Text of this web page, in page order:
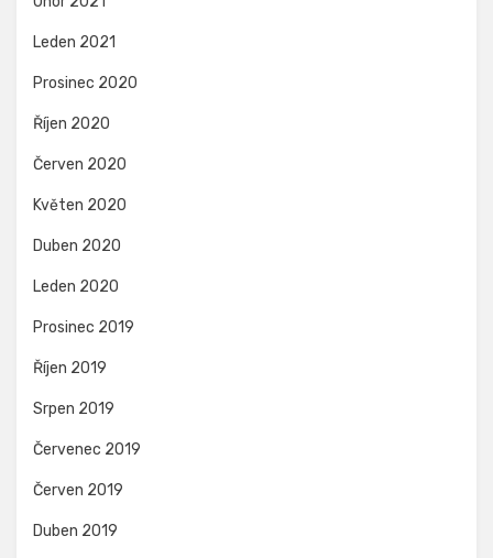
Leden 2021
Prosinec 2020
Říjen 2020
Červen 2020
Květen 2020
Duben 2020
Leden 2020
Prosinec 2019
Říjen 2019
Srpen 2019
Červenec 2019
Červen 2019
Duben 2019